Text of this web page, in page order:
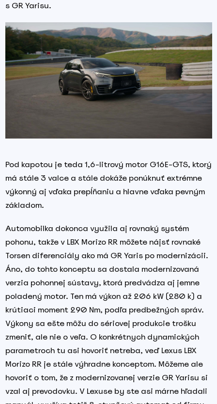
s GR Yarisu.
Pod kapotou je teda 1,6-litrový motor G16E-GTS, ktorý
má stále 3 valce a stále dokáže ponúknuť extrémne
výkonný aj vďaka prepĺňaniu a hlavne vďaka pevným
základom.
Automobilka dokonca využila aj rovnaký systém
pohonu, takže v LBX Morizo RR môžete nájsť rovnaké
Torsen diferenciály ako má GR Yaris po modernizácii.
Áno, do tohto konceptu sa dostala modernizovaná
verzia pohonnej sústavy, ktorá predvádza aj jemne
poladený motor. Ten má výkon až 206 kW (280 k) a
krútiaci moment 290 Nm, podľa predbežných správ.
Výkony sa ešte môžu do sériovej produkcie trošku
zmeniť, ale nie o veľa. O konkrétnych dynamických
parametroch tu asi hovoriť netreba, veď Lexus LBX
Morizo RR je stále výhradne konceptom. Môžeme ale
hovoriť o tom, že z modernizovanej verzie GR Yarisu si
vzal aj prevodovku. V Lexuse by ste asi márne hľadali